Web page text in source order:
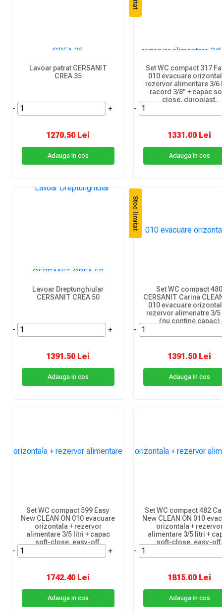
Lavoar patrat CERSANIT
CREA 35
- +
1270.50 Lei
Adauga in cos
Set WC compact 317
010 evacuare
rezervor alimentare 3/6
racord 3/8" + capac
close, duroplast,
-
1331.00 Lei
Adauga in cos
Lavoar Dreptunghiular
CERSANIT CREA 50
- +
1391.50 Lei
Adauga in cos
Stoc limitat
Set WC compact
CERSANIT Carina
010 evacuare
rezervor alimenatre 3/
(nu contine capac)
-
1391.50 Lei
Adauga in cos
Set WC compact 599 Easy
New CLEAN ON 010 evacuare
orizontala + rezervor
alimentare 3/5 litri + capac
soft-close, easy-off,
- +
1742.40 Lei
Adauga in cos
Set WC compact 482
New CLEAN ON 010
orizontala +
alimentare 3/5 litri +
soft-close, easy-off,
-
1815.00 Lei
Adauga in cos